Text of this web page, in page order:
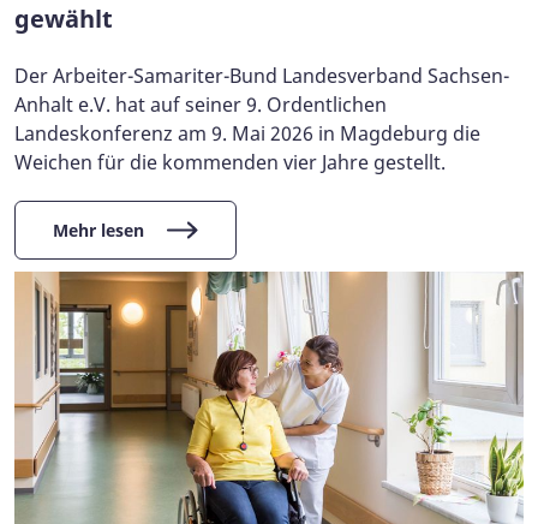
gewählt
Der Arbeiter-Samariter-Bund Landesverband Sachsen-
Anhalt e.V. hat auf seiner 9. Ordentlichen
Landeskonferenz am 9. Mai 2026 in Magdeburg die
Weichen für die kommenden vier Jahre gestellt.
Mehr lesen